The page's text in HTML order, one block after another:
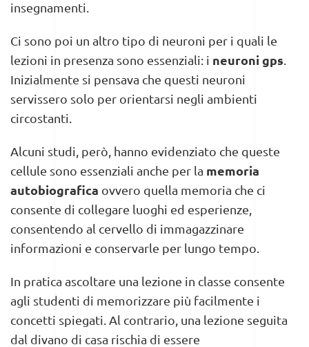
insegnamenti.
Ci sono poi un altro tipo di neuroni per i quali le
lezioni in presenza sono essenziali: i neuroni gps
Inizialmente si pensava che questi neuroni
servissero solo per orientarsi negli ambienti
circostanti.
Alcuni studi, però, hanno evidenziato che queste
cellule sono essenziali anche per la memoria
autobiografica ovvero quella memoria che ci
consente di collegare luoghi ed esperienze,
consentendo al cervello di immagazzinare
informazioni e conservarle per lungo tempo.
In pratica ascoltare una lezione in classe consente
agli studenti di memorizzare più facilmente i
concetti spiegati. Al contrario, una lezione seguita
dal divano di casa rischia di essere